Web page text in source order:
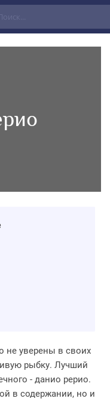
не уверены в своих
рыбку. Лучший
- данио рерио.
в содержании, но и